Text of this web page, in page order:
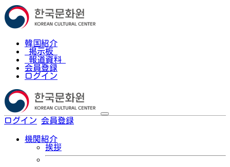
韓国紹介
掲示板
報道資料
会員登録
ログイン
ログイン 会員登録
機関紹介
挨拶